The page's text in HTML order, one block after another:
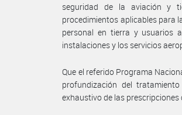
seguridad de la aviación y
procedimientos aplicables para
personal en tierra y usuarios
instalaciones y los servicios
Que el referido Programa
profundización del
exhaustivo de las